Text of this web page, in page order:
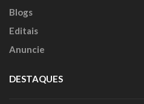
Blogs
Editais
Anuncie
DESTAQUES